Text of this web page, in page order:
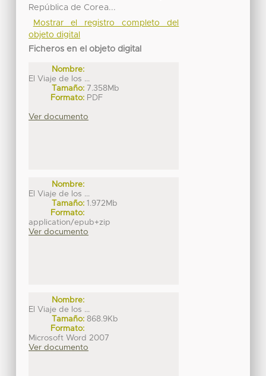
República de Corea...
Mostrar el registro completo del
objeto digital
Ficheros en el objeto digital
Nombre:
El Viaje de los ...
Tamaño: 7.358Mb
Formato: PDF
Ver documento
Nombre:
El Viaje de los ...
Tamaño: 1.972Mb
Formato:
application/epub+zip
Ver documento
Nombre:
El Viaje de los ...
Tamaño: 868.9Kb
Formato:
Microsoft Word 2007
Ver documento